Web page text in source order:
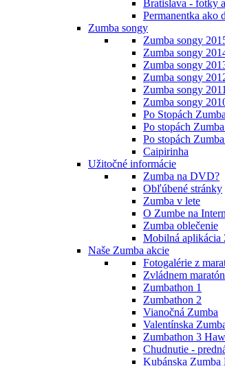
Bratislava - fotky
Permanentka ako
Zumba songy
Zumba songy
Zumba songy
Zumba songy
Zumba songy
Zumba songy 2011
Zumba songy
Po Stopách
Po stopách
Po stopách
Caipirinha
Užitočné informácie
Zumba na DVD?
Obľúbené stránky
Zumba v lete
O Zumbe na
Zumba oblečenie
Mobilná aplikácia
Naše Zumba akcie
Fotogalérie z
Zvládnem
Zumbathon 1
Zumbathon 2
Vianočná Zumba
Valentínska
Zumbathon 3
Chudnutie -
Kubánska Zumba